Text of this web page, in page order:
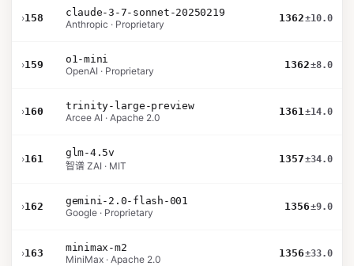
›158
claude-3-7-sonnet-20250219
Anthropic · Proprietary
1362±10.0
›159
o1-mini
OpenAI · Proprietary
1362±8.0
›160
trinity-large-preview
Arcee AI · Apache 2.0
1361±14.0
›161
glm-4.5v
智谱 ZAI · MIT
1357±34.0
›162
gemini-2.0-flash-001
Google · Proprietary
1356±9.0
›163
minimax-m2
MiniMax · Apache 2.0
1356±33.0